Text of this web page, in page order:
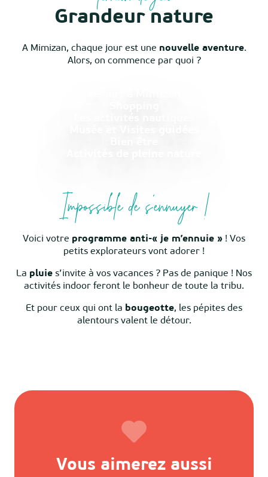
Grandeur nature
A Mimizan, chaque jour est une nouvelle aventure.
Alors, on commence par quoi ?
Impossible de s'ennuyer !
Voici votre programme anti-« je m’ennuie » ! Vos
petits explorateurs vont adorer !
La pluie s’invite à vos vacances ? Pas de panique ! Nos
activités indoor feront le bonheur de toute la tribu.
Et pour ceux qui ont la bougeotte, les pépites des
alentours valent le détour.
Vous aimerez aussi